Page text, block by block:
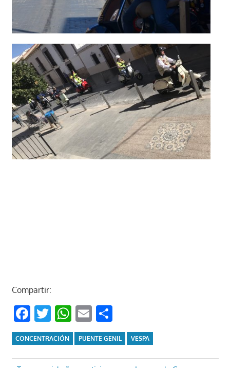
Compartir:
Facebook
Twitter
WhatsApp
EmailCompartir
CONCENTRACIÓN PUENTE GENIL VESPA